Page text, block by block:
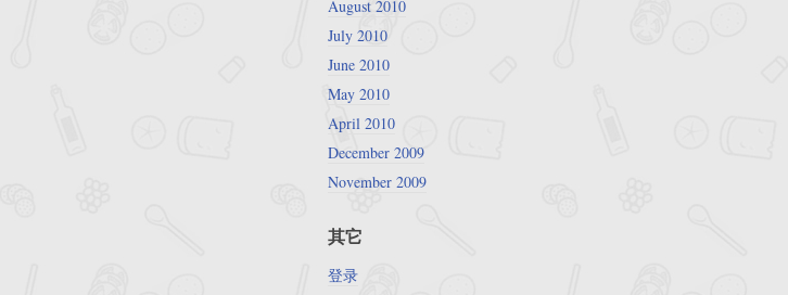
August 2010
July 2010
June 2010
May 2010
April 2010
December 2009
November 2009
其它
登录